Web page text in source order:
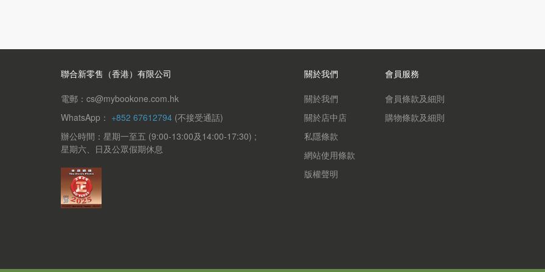
聯合新零售（香港）有限公司
電郵：cs@mybookone.com.hk
WhatsApp： +852 67612794 (不接受通話)
辦公時間：星期一至五 (9:00-13:00及14:00-17:30) ;
星期六、日及公眾假期休息
關於我們
關於我們
關於店中店
私隱條款
網站使用條款
版權聲明
會員服務
會員條款及細則
購物條款及細則